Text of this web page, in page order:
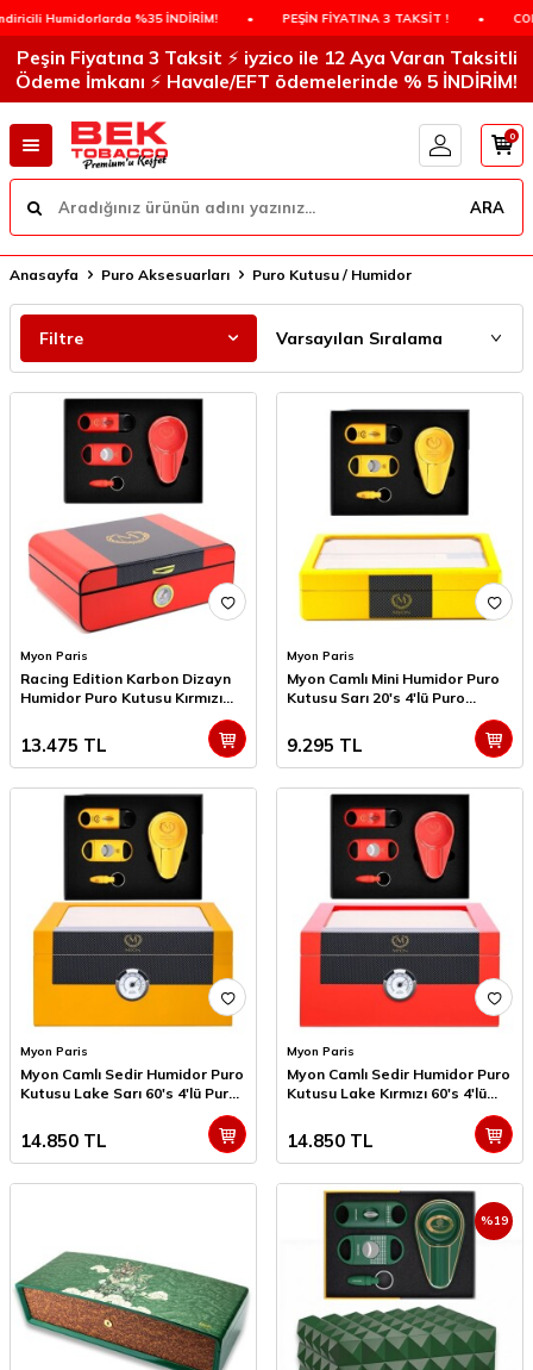
%35 İNDİRİM! • PEŞİN FİYATINA 3 TAKSİT ! • COLIBRI
Peşin Fiyatına 3 Taksit ⚡️ iyzico ile 12 Aya Varan Taksitli
Ödeme İmkanı ⚡️ Havale/EFT ödemelerinde % 5 İNDİRİM!
ARA
0
Anasayfa Puro Aksesuarları Puro Kutusu / Humidor
Filtre
Myon Paris
Racing Edition Karbon Dizayn
Humidor Puro Kutusu Kırmızı
13.475 TL
Myon Paris
Myon Camlı Mini Humidor Puro
Kutusu Sarı 20's 4'lü Puro
9.295 TL
Myon Paris
Myon Camlı Sedir Humidor Puro
Kutusu Lake Sarı 60's 4'lü Puro
14.850 TL
Myon Paris
Myon Camlı Sedir Humidor Puro
Kutusu Lake Kırmızı 60's 4'lü
14.850 TL
%19